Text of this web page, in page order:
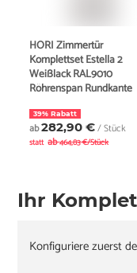
HORI Zimmertür
Komplettset Estella 2
Weißlack RAL9010
Röhrenspan Rundkante
39% Rabatt
ab282,90 €/ Stück
statt ab464,83 €/Stück
Ihr
Konfiguriere zuerst